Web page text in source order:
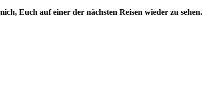
Euch auf einer der nächsten Reisen wieder zu sehen.